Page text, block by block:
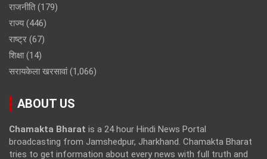
राजनीति(179)
राज्य(446)
राष्ट्र (67)
शिक्षा(14)
सरायकेला खरसावां(1,066)
ABOUT US
Chamakta Bharat is a 24 hour Hindi News Portal
broadcasting from Jamshedpur, Jharkhand. Chamakta Bharat
tries to get information about every news with full truth and